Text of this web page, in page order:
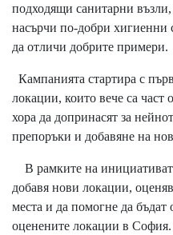
подходящи санитарни
насърчи по-добри хигиенни
да отличи добрите примери.
Кампанията стартира с
локации, които вече са част
хора да допринасят за
препоръки и добавяне на
В рамките на
добавя нови локации,
места и да помогне да
оценените локации в София.